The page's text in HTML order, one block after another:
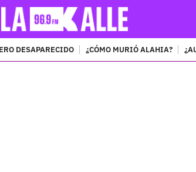
DESAPARECIDO ¿CÓMO MURIÓ ALAHIA?